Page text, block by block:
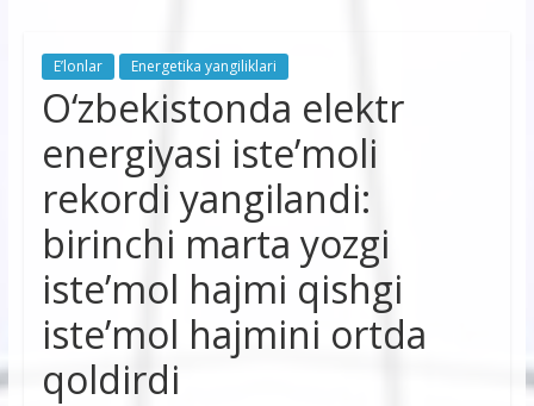
korxonasi”
E’lonlar Energetika yangiliklari
O‘zbekistonda elektr
energiyasi iste’moli
rekordi yangilandi:
birinchi marta yozgi
iste’mol hajmi qishgi
iste’mol hajmini ortda
qoldirdi